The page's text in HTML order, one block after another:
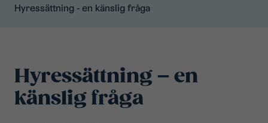
Hyressättning - en känslig fråga
Hyressättning – en
känslig fråga